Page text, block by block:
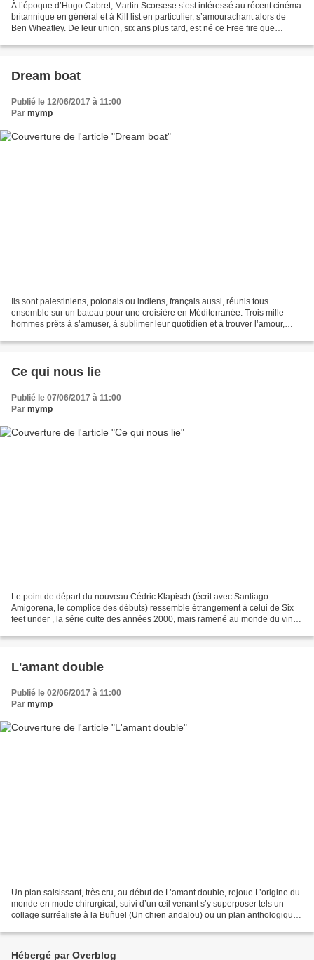
À l’époque d’Hugo Cabret, Martin Scorsese s’est intéressé au récent cinéma
britannique en général et à Kill list en particulier, s’amourachant alors de
Ben Wheatley. De leur union, six ans plus tard, est né ce Free fire que
Dream boat
Publié le 12/06/2017 à 11:00
Par mymp
Ils sont palestiniens, polonais ou indiens, français aussi, réunis tous
ensemble sur un bateau pour une croisière en Méditerranée. Trois mille
hommes prêts à s’amuser, à sublimer leur quotidien et à trouver l’amour,
Ce qui nous lie
Publié le 07/06/2017 à 11:00
Par mymp
Le point de départ du nouveau Cédric Klapisch (écrit avec Santiago
Amigorena, le complice des débuts) ressemble étrangement à celui de Six
feet under , la série culte des années 2000, mais ramené au monde du vin
L'amant double
Publié le 02/06/2017 à 11:00
Par mymp
Un plan saisissant, très cru, au début de L’amant double, rejoue L’origine du
monde en mode chirurgical, suivi d’un œil venant s’y superposer tels un
collage surréaliste à la Buñuel (Un chien andalou) ou un plan anthologique
Hébergé par Overblog